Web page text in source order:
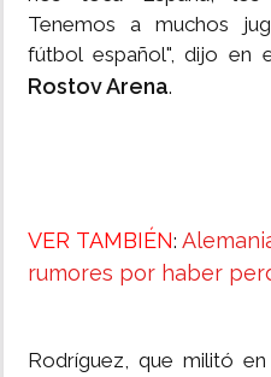
Tenemos a muchos
fútbol español", dijo en
Rostov Arena.
VER TAMBIÉN:
rumores por haber
Rodríguez, que militó